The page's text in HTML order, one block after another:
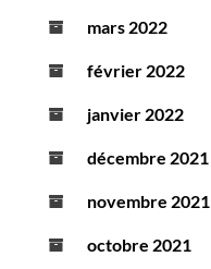
mars 2022
février 2022
janvier 2022
décembre 2021
novembre 2021
octobre 2021